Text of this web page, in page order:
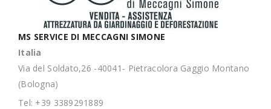
MS SERVICE DI MECCAGNI SIMONE
Italia
Via del Soldato,26 -40041- Pietracolora Gaggio Montano
(Bologna)
Tel: +39 3389291889